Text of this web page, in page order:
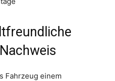
Fahrzeug einem